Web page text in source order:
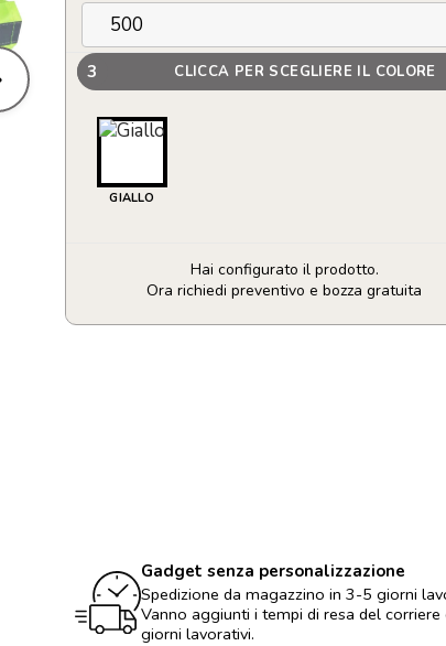
3 CLICCA PER SCEGLIERE IL COLORE
GIALLO
Hai configurato il prodotto.
Ora richiedi preventivo e bozza gratuita
Collare
Gadget senza personalizzazione
Spedizione da magazzino in 3-5 giorni
Vanno aggiunti i tempi di resa del
giorni lavorativi.